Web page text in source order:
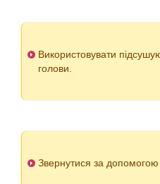
Використовувати
голови.
Звернутися за допомогою